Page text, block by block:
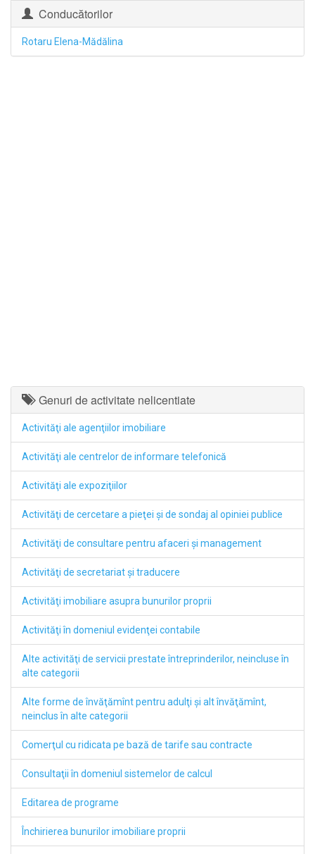
Conducătorilor
Rotaru Elena-Mădălina
Genuri de activitate nelicentiate
Activităţi ale agenţiilor imobiliare
Activităţi ale centrelor de informare telefonică
Activităţi ale expoziţiilor
Activităţi de cercetare a pieţei şi de sondaj al opiniei publice
Activităţi de consultare pentru afaceri şi management
Activităţi de secretariat şi traducere
Activităţi imobiliare asupra bunurilor proprii
Activităţi în domeniul evidenţei contabile
Alte activităţi de servicii prestate întreprinderilor, neincluse în
alte categorii
Alte forme de învăţămînt pentru adulţi şi alt învăţămînt,
neinclus în alte categorii
Comerţul cu ridicata pe bază de tarife sau contracte
Consultaţii în domeniul sistemelor de calcul
Editarea de programe
Închirierea bunurilor imobiliare proprii